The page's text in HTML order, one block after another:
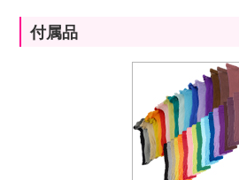
付属品